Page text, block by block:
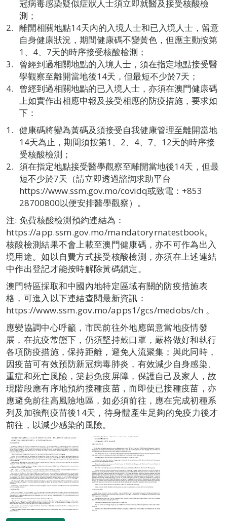
冠病毒感染疑似症狀人士須立即就醫及接受核酸檢
測；
離開相關地點14天內的入境人士和已入境人士，留意
自身健康狀況，期間健康碼不變黃色，但應主動按第
1、4、7天的時序接受核酸檢測；
曾經到過相關地點的入境人士，須在指定地點接受醫
學觀察至離開當地後14天，但最短不少於7天；
曾經到過相關地點的已入境人士，亦須在澳門健康碼
上如實作出相應申報及接受相應的防疫措施，要求如
下：
健康碼將變為黃碼及須接受自我健康管理至離開當地
14天為止，期間須按第1、2、4、7、12天的時序接
受核酸檢測；
須在指定地點接受醫學觀察至離開當地後14天，但最
短不少於7天（請立即透過諮詢求助平台
https://www.ssm.gov.mo/covidq或致電：+853
28700800以便安排醫學觀察）。
注: 免費核酸檢測預約連結為：
https://app.ssm.gov.mo/mandatoryrnatestbook。
核酸檢測結果不會上載至澳門健康碼，亦不可作為出入
境用途。如以自費方式接受核酸檢測，亦須在上述連結
中作出登記才能按時解除黃碼鎖定。
澳門特區採取和中國內地特定區域有關的防疫措施表
格，可進入以下連結查閱最新資訊：
https://www.ssm.gov.mo/apps1/gcs/medobs/ch 。
應變協調中心呼籲，市民前往外地應留意當地疫情發
展，在抗疫常態下，仍須堅持戴口罩，嚴格做好和執行
各項防疫措施，保持距離，避免人流聚集；與此同時，
因疫苗可有效預防新冠病毒肺炎，有效減少自身感染、
重症和死亡風險，築起免疫屏障，保護自己及家人，故
現階段應有序地預約接種疫苗，而即使已接種疫苗，亦
應避免前往高風險地區，如必須前往，應在完成初種系
列及加強劑疫苗後14天，待身體產生足夠的免疫力後才
前往，以減少感染的風險。